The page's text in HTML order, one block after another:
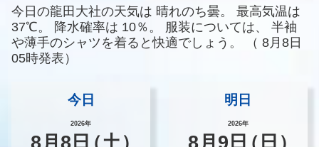
今日の龍田大社の天気は 晴れのち曇。
最高気温は
37℃。
降水確率は 10％。 服装については、
半袖
や薄手のシャツを着ると快適でしょう。
（ 8月8日
05時発表）
今日
2026年
8月8 日（土）
明日
2026年
8月 9 日（日）